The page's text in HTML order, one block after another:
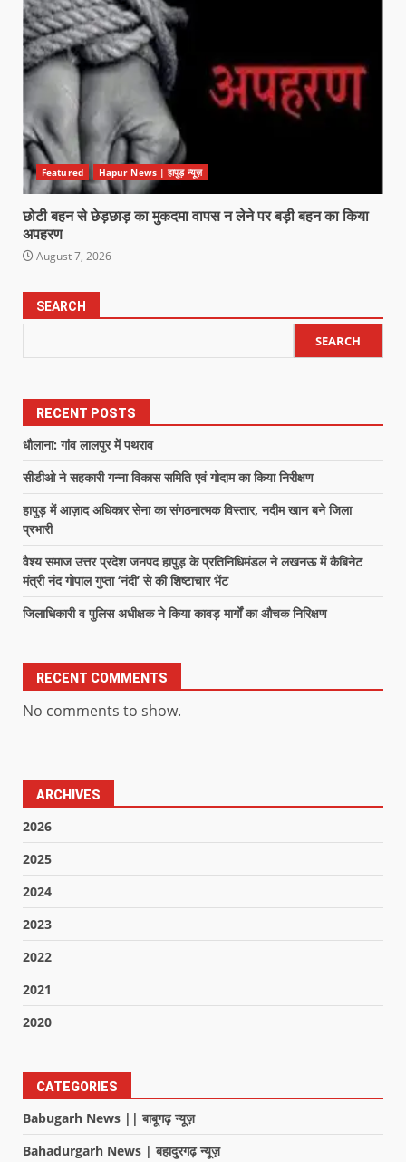
Featured Hapur News | हापुड़ न्यूज़
छोटी बहन से छेड़छाड़ का मुकदमा वापस न लेने पर बड़ी बहन का किया
अपहरण
August 7, 2026
SEARCH
SEARCH
RECENT POSTS
धौलाना: गांव लालपुर में पथराव
सीडीओ ने सहकारी गन्ना विकास समिति एवं गोदाम का किया निरीक्षण
हापुड़ में आज़ाद अधिकार सेना का संगठनात्मक विस्तार, नदीम खान बने जिला
प्रभारी
वैश्य समाज उत्तर प्रदेश जनपद हापुड़ के प्रतिनिधिमंडल ने लखनऊ में कैबिनेट
मंत्री नंद गोपाल गुप्ता ‘नंदी’ से की शिष्टाचार भेंट
जिलाधिकारी व पुलिस अधीक्षक ने किया कावड़ मार्गों का औचक निरिक्षण
RECENT COMMENTS
No comments to show.
ARCHIVES
2026
2025
2024
2023
2022
2021
2020
CATEGORIES
Babugarh News || बाबूगढ़ न्यूज़
Bahadurgarh News | बहादुरगढ़ न्यूज़